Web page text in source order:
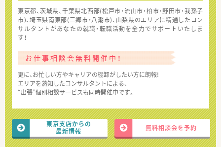
東京都、茨城県、千葉県北西部(松戸市・流山市・柏市・野田市・我孫子
市)、埼玉県南東部(三郷市・八潮市)、山梨県のエリアに精通したコン
サルタントがあなたの就職・転職活動を全力でサポートいたしま
す！
お仕事相談会無料開催中！
更に、お忙しい方やキャリアの棚卸がしたい方に朗報!
エリアを熟知したコンサルタントによる、
“出張”個別相談サービスも同時開催中です。
東京支店からの
最新情報
無料相談会を予約